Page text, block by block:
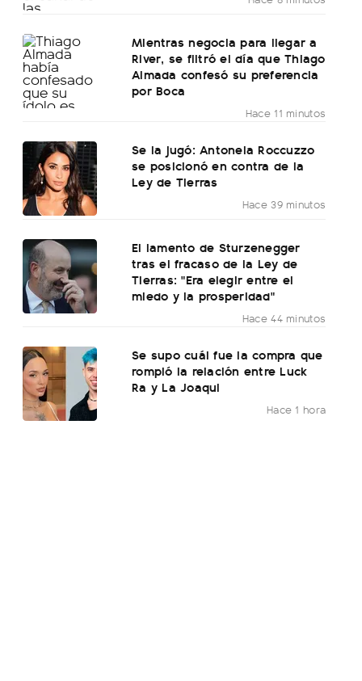
Mientras negocia para llegar a
River, se filtró el día que Thiago
Almada confesó su preferencia
por Boca
Hace 11 minutos
Se la jugó: Antonela Roccuzzo
se posicionó en contra de la
Ley de Tierras
Hace 39 minutos
El lamento de Sturzenegger
tras el fracaso de la Ley de
Tierras: "Era elegir entre el
miedo y la prosperidad"
Hace 44 minutos
Se supo cuál fue la compra que
rompió la relación entre Luck
Ra y La Joaqui
Hace 1 hora